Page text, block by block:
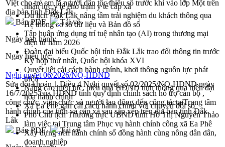
nhân lực y tế cho trạm y tế cấp xã
Du lịch Đắk Lắk nâng tầm trải nghiệm du khách thông qua
Hệ thống cơ sở dữ liệu và Bản đồ số
Tập huấn ứng dụng trí tuệ nhân tạo (AI) trong thương mại
điện tử năm 2026
Đoàn đại biểu Quốc hội tỉnh Đắk Lắk trao đổi thông tin trước
Kỳ họp thứ nhất, Quốc hội khóa XVI
Quyết liệt cải cách hành chính, khơi thông nguồn lực phát
triển
Nâng cao hiệu lực, hiệu quả HĐND tỉnh thông qua hiện đại
hóa hành chính
Xã Ea Phê gắn cải cách hành chính với chuyển đổi số
Phó Chủ tịch Thường trực UBND tỉnh Hồ Thị Nguyên Thảo
làm việc tại Trung tâm Phục vụ hành chính công xã Ea Phê
Xây dựng nền hành chính số đồng hành cùng nông dân dân,
doanh nghiệp
Việt cho trẻ em là người dân tộc thiểu số trước khi vào lớp Một trên
địa bàn tỉnh Đắk Lắk
Bản PDF
Tải về
Ngày ban hành:
Ngày hiệu lực:
Nghị quyết 06/2026/NQ-HĐND
Sửa đổi khoản 1 Điều 4 Nghị quyết số 02/2025/NQ-HĐND ngày
16/7/2025 của HĐND tỉnh quy định chính sách hỗ trợ cán bộ ,
công chức, viên chức và người lao động đến công táctạiTrung tâm
hành chính của tỉnh và cấp xã sau sắp xếp trên địa bàn tỉnh Đắk
Lắk
Bản PDF
Tải về